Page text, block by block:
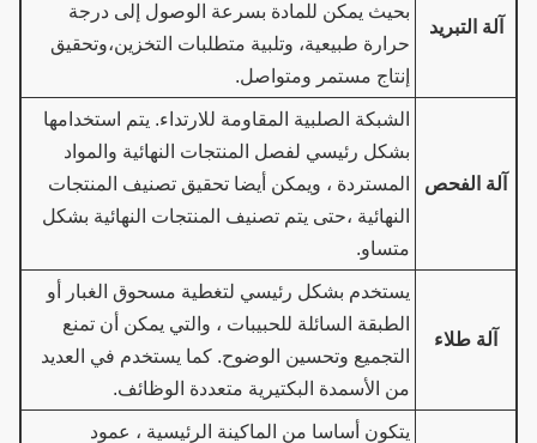
آلة التبريد
بحيث يمكن للمادة بسرعة الوصول إلى درجة
حرارة طبيعية، وتلبية متطلبات التخزين،وتحقيق
إنتاج مستمر ومتواصل.
آلة الفحص
الشبكة الصلبية المقاومة للارتداء. يتم استخدامها
بشكل رئيسي لفصل المنتجات النهائية والمواد
المستردة ، ويمكن أيضا تحقيق تصنيف المنتجات
النهائية ،حتى يتم تصنيف المنتجات النهائية بشكل
متساو.
آلة طلاء
يستخدم بشكل رئيسي لتغطية مسحوق الغبار أو
الطبقة السائلة للحبيبات ، والتي يمكن أن تمنع
التجميع وتحسين الوضوح. كما يستخدم في العديد
من الأسمدة البكتيرية متعددة الوظائف.
يتكون أساسا من الماكينة الرئيسية ، عمود